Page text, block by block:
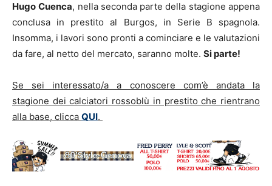
Hugo Cuenca, nella seconda parte della stagione appena
conclusa in prestito al Burgos, in Serie B spagnola.
Insomma, i lavori sono pronti a cominciare e le valutazioni
da fare, al netto del mercato, saranno molte. Si parte!
Se sei interessato/a a conoscere com’è andata la
stagione dei calciatori rossoblù in prestito che rientrano
alla base, clicca QUI.